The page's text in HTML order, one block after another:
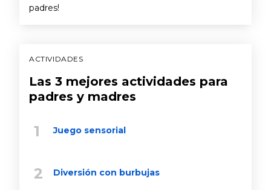
padres!
ACTIVIDADES
Las 3 mejores actividades para
padres y madres
Juego sensorial
Diversión con burbujas